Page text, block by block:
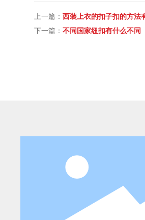
上一篇：西装上衣的扣子扣的方法
下一篇：不同国家纽扣有什么不同